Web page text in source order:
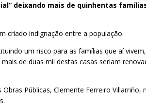
deixando mais de quinhentas
criado indignação entre a população.
um risco para as famílias que aí
de duas mil destas casas seriam
Públicas, Clemente Ferreiro